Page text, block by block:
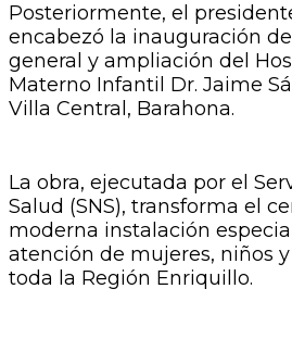
Posteriormente, el
encabezó la inauguración
general y ampliación del
Materno Infantil Dr. Jaime
Villa Central, Barahona.
La obra, ejecutada por el
Salud (SNS), transforma el
moderna instalación
atención de mujeres, niños
toda la Región Enriquillo.